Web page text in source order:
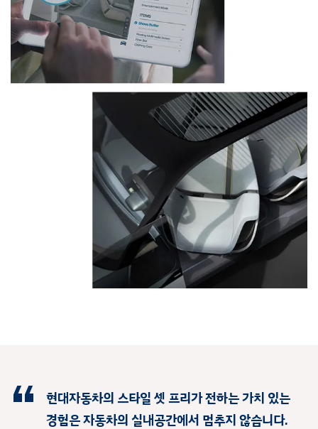
현대자동차의 스타일 셋 프리가 전하는 가치 있는
경험은자동차의 실내공간에서 멈추지 않습니다.